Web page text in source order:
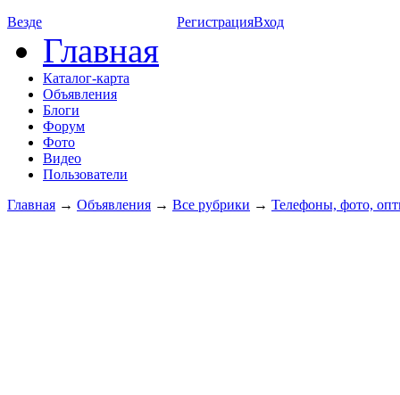
Везде РегистрацияВход
Главная
Каталог-карта
Объявления
Блоги
Форум
Фото
Видео
Пользователи
Главная → Объявления → Все рубрики → Телефоны, фото,